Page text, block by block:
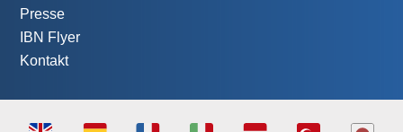
Presse
IBN Flyer
Kontakt